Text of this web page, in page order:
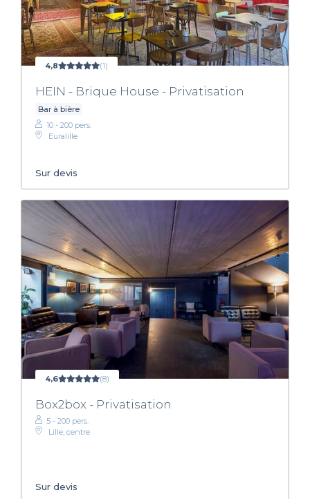
4,8 (1)
HEIN - Brique House - Privatisation
Bar à bière
10 - 200 pers.
Euralille
Sur devis
4,6 (8)
Box2box - Privatisation
5 - 200 pers.
Lille, centre
Sur devis